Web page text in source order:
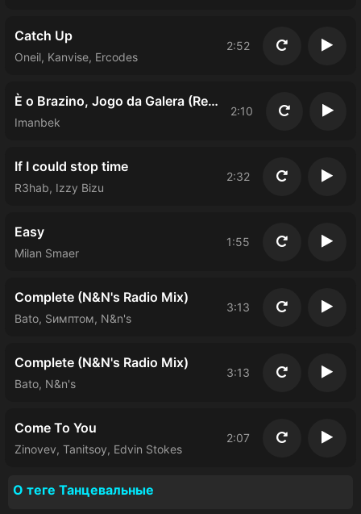
Catch Up
Oneil, Kanvise, Ercodes
2:52 Повторить
È o Brazino, Jogo da Galera (Remix)
Imanbek
2:10 Повторить
If I could stop time
R3hab, Izzy Bizu
2:32 Повторить
Easy
Milan Smaer
1:55 Повторить
Complete (N&N's Radio Mix)
Bato, Sимптом, N&n's
3:13 Повторить
Complete (N&N's Radio Mix)
Bato, N&n's
3:13 Повторить
Come To You
Zinovev, Tanitsoy, Edvin Stokes
2:07 Повторить
О теге Танцевальные